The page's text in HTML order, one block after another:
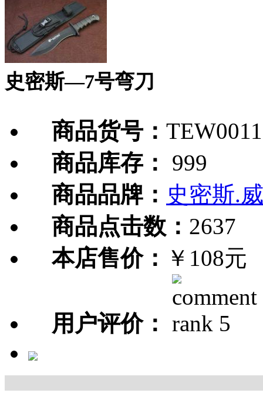
史密斯—7号弯刀
商品货号：
商品库存：
999
商品品牌： 史密斯.
商品点击数： 2637
本店售价： ￥108元
用户评价：